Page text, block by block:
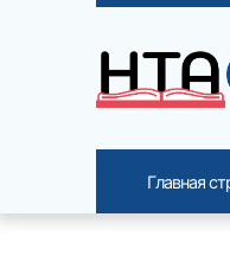
Navigation
Site
Главная